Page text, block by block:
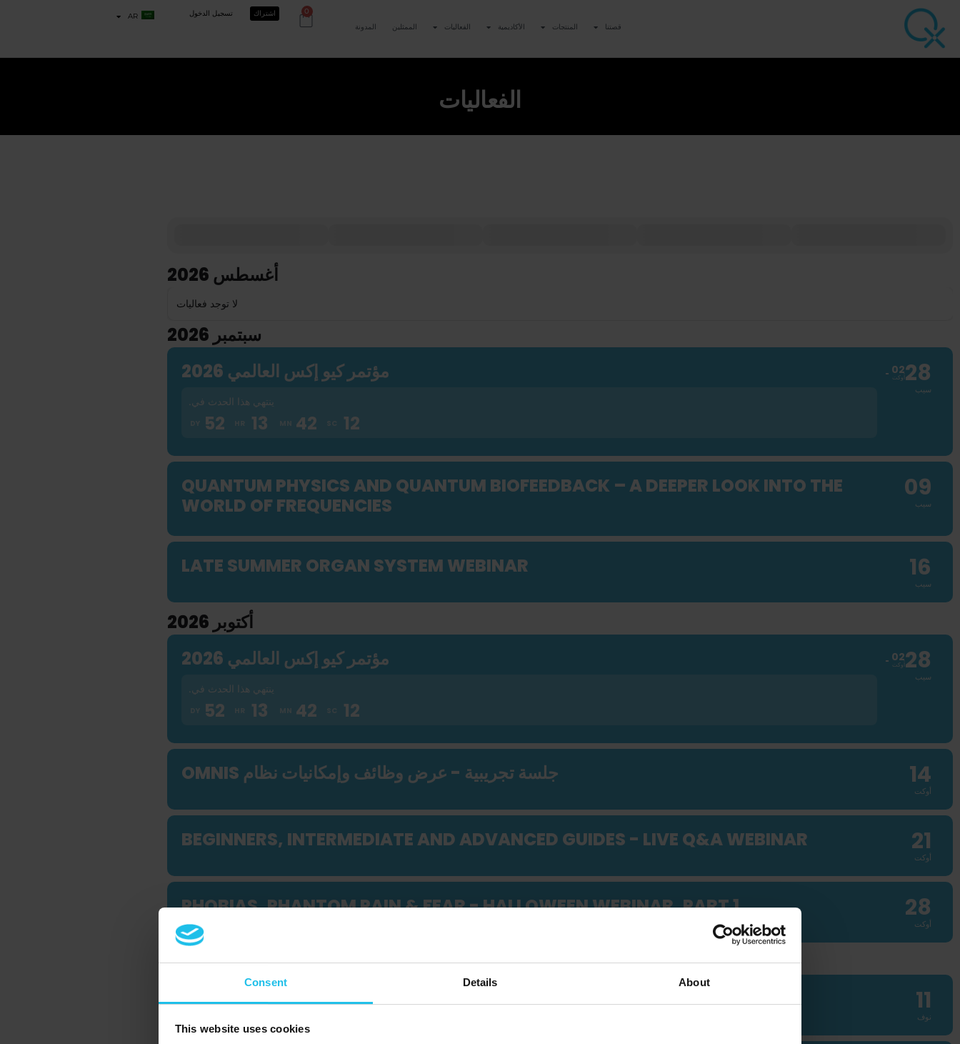
Consent Details About
This website uses cookies
قصتنا المنتجات الأكاديمية الفعاليات الممثلين المدونة
0 اشتراك تسجيل الدخول AR
الفعاليات
أغسطس 2026
لا توجد فعاليات
سبتمبر 2026
28
سيب
02
أوكت مؤتمر كيو إكس العالمي 2026
ينتهي هذا الحدث في.
52 42 11
09
سيب
QUANTUM PHYSICS AND QUANTUM BIOFEEDBACK – A DEEPER LOOK INTO THE
WORLD OF FREQUENCIES
16
سيب
LATE SUMMER ORGAN SYSTEM WEBINAR
أكتوبر 2026
28
سيب
02
أوكت مؤتمر كيو إكس العالمي 2026
ينتهي هذا الحدث في.
52 42 11
14
أوكت
جلسة تجريبية - عرض وظائف وإمكانيات نظام OMNIS
21
أوكت
BEGINNERS, INTERMEDIATE AND ADVANCED GUIDES - LIVE Q&A WEBINAR
28
أوكت
PHOBIAS, PHANTOM PAIN & FEAR - HALLOWEEN WEBINAR, PART 1
نوفمبر 2026
11
نوف
PHOBIAS, PHANTOM PAIN & FEAR - HALLOWEEN WEBINAR, PART 2